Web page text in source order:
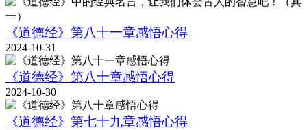
《道德经》第八十一章感悟心得
2024-10-31
《道德经》第八十章感悟心得
2024-10-30
《道德经》第七十九章感悟心得